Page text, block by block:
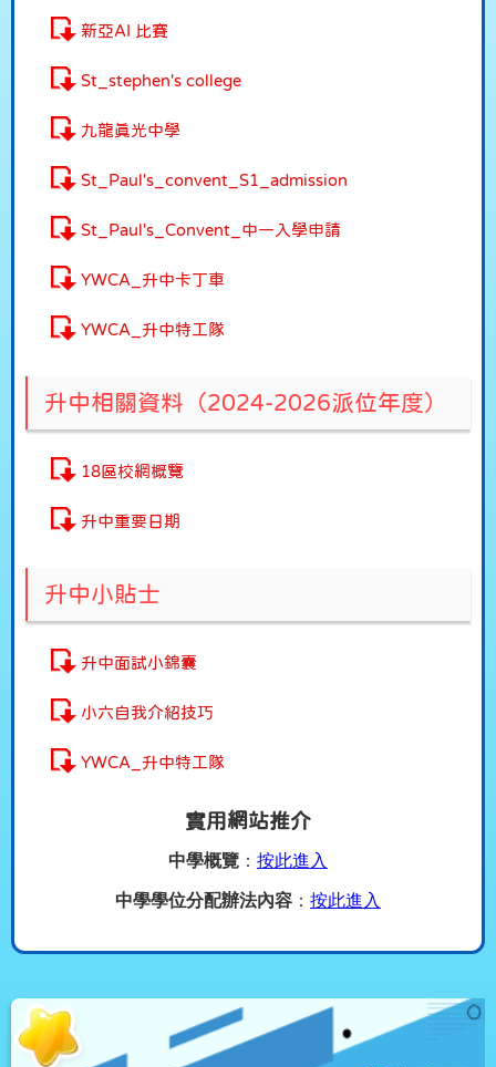
新亞AI 比賽
St_stephen's college
九龍真光中學
St_Paul's_convent_S1_admission
St_Paul's_Convent_中一入學申請
YWCA_升中卡丁車
YWCA_升中特工隊
升中相關資料（2024-2026派位年度）
18區校網概覽
升中重要日期
升中小貼士
升中面試小錦囊
小六自我介紹技巧
YWCA_升中特工隊
實用網站推介
中學概覽 ： 按此進入
中學學位分配辦法內容 ： 按此進入